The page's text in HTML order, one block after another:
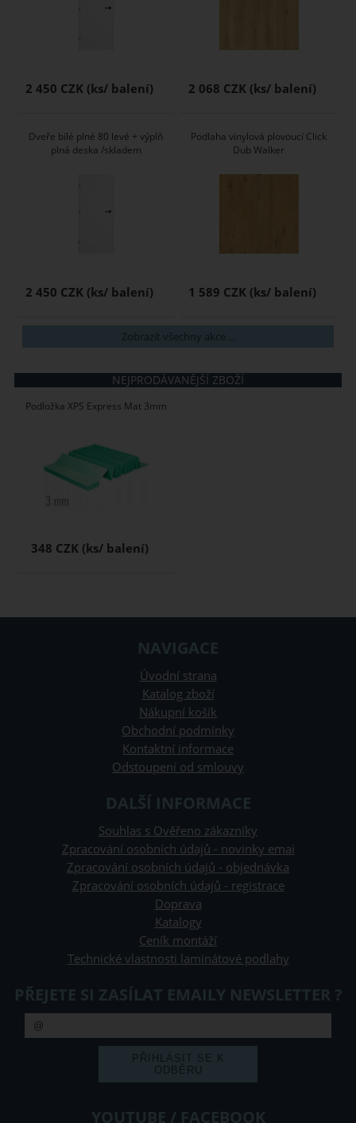
2 450 CZK 2 068 CZK
Dveře bílé plné 80 levé + výplň
plná deska /skladem
2 450 CZK
Podlaha vinylová plovoucí Click
Dub Walker
1 589 CZK
Zobrazit všechny akce ...
NEJPRODÁVANĚJŠÍ ZBOŽÍ
Podložka XPS Express Mat 3mm
348 CZK
NAVIGACE
Úvodní strana
Katalog zboží
Nákupní košík
Obchodní podmínky
Kontaktní informace
Odstoupení od smlouvy
DALŠÍ INFORMACE
Souhlas s Ověřeno zákazníky
Zpracování osobních údajů - novinky emai
Zpracování osobních údajů - objednávka
Zpracování osobních údajů - registrace
Doprava
Katalogy
Ceník montáží
Technické vlastnosti laminátové podlahy
PŘEJETE SI ZASÍLAT EMAILY NEWSLETTER ?
YOUTUBE / FACEBOOK